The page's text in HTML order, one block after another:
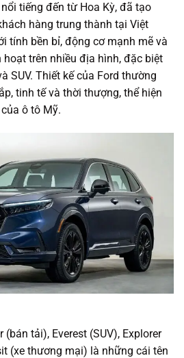
tiếng đến từ Hoa Kỳ, đã tạo
hàng trung thành tại Việt
tính bền bỉ, động cơ mạnh mẽ và
trên nhiều địa hình, đặc biệt
SUV. Thiết kế của Ford thường
tinh tế và thời thượng, thể hiện
ô tô Mỹ.
(bán tải), Everest (SUV), Explorer
(xe thương mại) là những cái tên